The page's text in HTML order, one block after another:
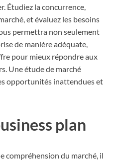
Étudiez la concurrence,
et évaluez les besoins
permettra non seulement
de manière adéquate,
pour mieux répondre aux
Une étude de marché
opportunités inattendues et
plan
compréhension du marché, il